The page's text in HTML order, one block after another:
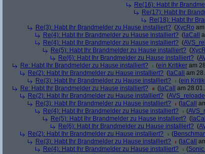
Re(16): Habt Ihr
Re(17): Habt Ihr
Re(18): Habt Ihr
Re(3): Habt Ihr Brandmelder zu Hause installiert? (XycRo
Re(4): Habt Ihr Brandmelder zu Hause installiert? ( laCall
Re(4): Habt Ihr Brandmelder zu Hause installiert? (
Re(5): Habt Ihr Brandmelder zu Hause installiert? (
Re(6): Habt Ihr Brandmelder zu Hause installiert? (
Re: Habt Ihr Brandmelder zu Hause installiert?
(ein Kritiker am
Re(2): Habt Ihr Brandmelder zu Hause installiert? ( laCall
am
Re(3): Habt Ihr Brandmelder zu Hause installiert?
(ein
Re: Habt Ihr Brandmelder zu Hause installiert?
( laCall
am
Re(2): Habt Ihr Brandmelder zu Hause installiert? (
Re(3): Habt Ihr Brandmelder zu Hause installiert?
( laCall
Re(4): Habt Ihr Brandmelder zu Hause installiert?
(
Re(5): Habt Ihr Brandmelder zu Hause installiert? ( laCall
Re(6): Habt Ihr Brandmelder zu Hause installiert? (
Re(2): Habt Ihr Brandmelder zu Hause installiert?
(
Re(3): Habt Ihr Brandmelder zu Hause installiert?
( laCall
Re(4): Habt Ihr Brandmelder zu Hause installiert?
(